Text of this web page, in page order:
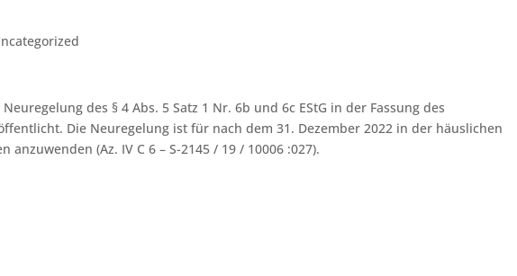
des § 4 Abs. 5 Satz 1 Nr. 6b und 6c EStG in der Fassung des
Die Neuregelung ist für nach dem 31. Dezember 2022 in der häuslichen
anzuwenden (Az. IV C 6 – S-2145 / 19 / 10006 :027).